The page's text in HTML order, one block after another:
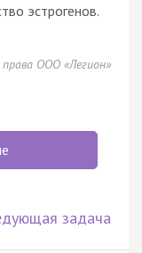
эстрогенов.
ООО «Легион»
задача